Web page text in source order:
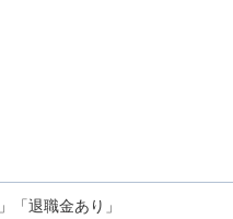
「退職金あり」